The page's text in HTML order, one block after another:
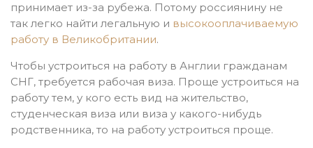
принимает из-за рубежа. Потому россиянину не
так легко найти легальную и высокооплачиваемую
работу в Великобритании.
Чтобы устроиться на работу в Англии гражданам
СНГ, требуется рабочая виза. Проще устроиться на
работу тем, у кого есть вид на жительство,
студенческая виза или виза у какого-нибудь
родственника, то на работу устроиться проще.